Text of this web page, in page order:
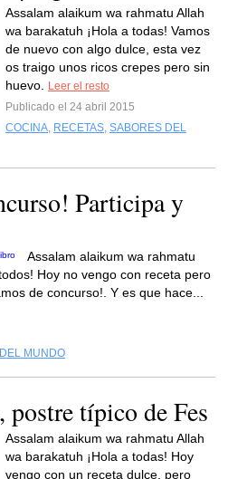
Assalam alaikum wa rahmatu Allah
wa barakatuh ¡Hola a todas! Vamos
de nuevo con algo dulce, esta vez
os traigo unos ricos crepes pero sin
huevo.
Leer el resto
Publicado el 24 abril 2015
COCINA, RECETAS, SABORES DEL
Participa y
Assalam alaikum wa rahmatu
Hoy no vengo con receta pero
de concurso!. Y es que hace...
MUNDO
postre típico de Fes
Assalam alaikum wa rahmatu Allah
wa barakatuh ¡Hola a todas! Hoy
vengo con un receta dulce, pero